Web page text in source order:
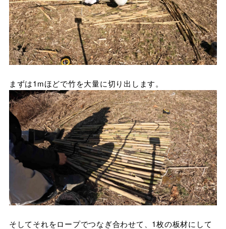
まずは1mほどで竹を大量に切り出します。
そしてそれをロープでつなぎ合わせて、1枚の板材にして